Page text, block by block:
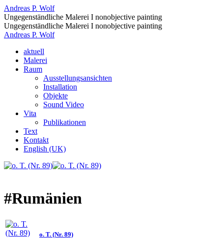
Andreas P. Wolf
Ungegenständliche Malerei I nonobjective painting
Ungegenständliche Malerei I nonobjective painting
Andreas P. Wolf
aktuell
Malerei
Raum
Ausstellungsansichten
Installation
Objekte
Sound Video
Vita
Publikationen
Text
Kontakt
English (UK)
#Rumänien
o. T. (Nr. 89)